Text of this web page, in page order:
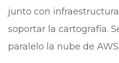
junto con
soportar la cartografía.
paralelo la nube de AWS.